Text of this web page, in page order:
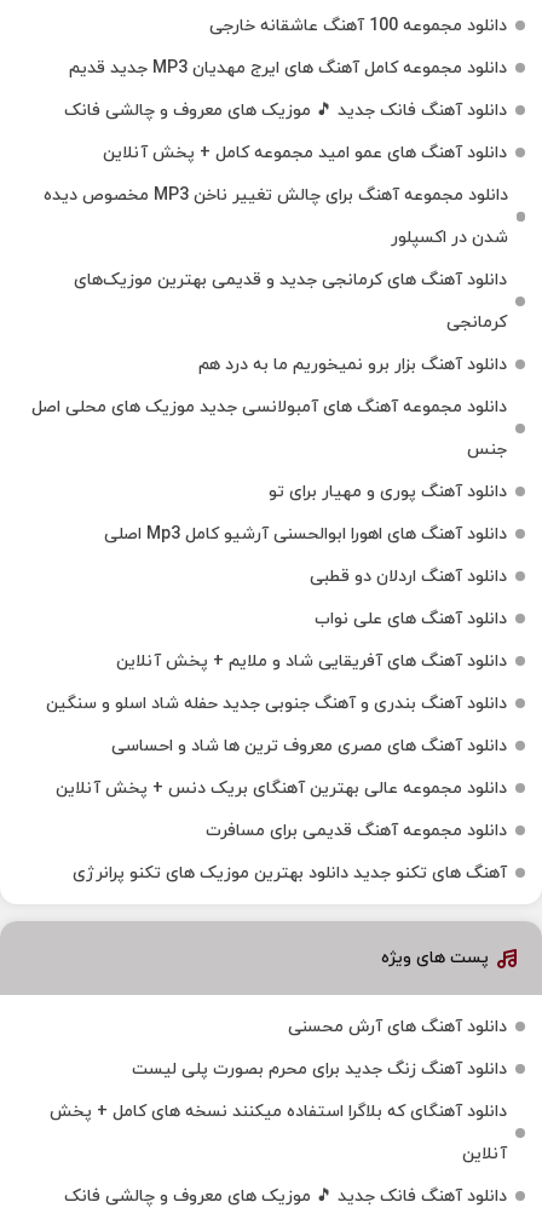
دانلود مجموعه 100 آهنگ عاشقانه خارجی
دانلود مجموعه کامل آهنگ های ایرج مهدیان MP3 جدید قدیم
دانلود آهنگ فانک جدید 🎵 موزیک‌ های معروف و چالشی فانک
دانلود آهنگ های عمو امید مجموعه کامل + پخش آنلاین
دانلود مجموعه آهنگ برای چالش تغییر ناخن MP3 مخصوص دیده
شدن در اکسپلور
دانلود آهنگ‌ های کرمانجی جدید و قدیمی بهترین موزیک‌های
کرمانجی
دانلود آهنگ بزار برو نمیخوریم ما به درد هم
دانلود مجموعه آهنگ های آمبولانسی جدید موزیک های محلی اصل
جنس
دانلود آهنگ پوری و مهیار برای تو
دانلود آهنگ های اهورا ابوالحسنی آرشیو کامل Mp3 اصلی
دانلود آهنگ اردلان دو قطبی
دانلود آهنگ های علی نواب
دانلود آهنگ های آفریقایی شاد و ملایم + پخش آنلاین
دانلود آهنگ بندری و آهنگ جنوبی جدید حفله شاد اسلو و سنگین
دانلود آهنگ های مصری معروف ترین ها شاد و احساسی
دانلود مجموعه عالی بهترین آهنگای بریک دنس + پخش آنلاین
دانلود مجموعه آهنگ قدیمی برای مسافرت
آهنگ های تکنو جدید دانلود بهترین موزیک های تکنو پرانرژی
پست های ویژه
دانلود آهنگ های آرش محسنی
دانلود آهنگ زنگ جدید برای محرم بصورت پلی لیست
دانلود آهنگای که بلاگرا استفاده میکنند نسخه های کامل + پخش
آنلاین
دانلود آهنگ فانک جدید 🎵 موزیک‌ های معروف و چالشی فانک